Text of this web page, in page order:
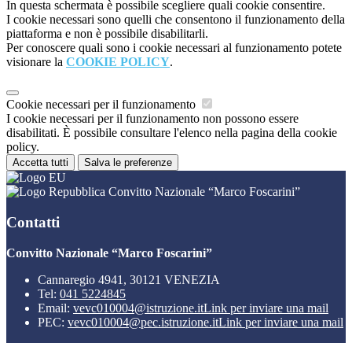
In questa schermata è possibile scegliere quali cookie consentire.
I cookie necessari sono quelli che consentono il funzionamento della
piattaforma e non è possibile disabilitarli.
Per conoscere quali sono i cookie necessari al funzionamento potete
visionare la COOKIE POLICY.
Cookie necessari per il funzionamento
I cookie necessari per il funzionamento non possono essere
disabilitati. È possibile consultare l'elenco nella pagina della cookie
policy.
Accetta tutti Salva le preferenze
Convitto Nazionale “Marco Foscarini”
Contatti
Convitto Nazionale “Marco Foscarini”
Cannaregio 4941, 30121 VENEZIA
Tel: 041 5224845
Email: vevc010004@istruzione.itLink per inviare una mail
PEC: vevc010004@pec.istruzione.itLink per inviare una mail